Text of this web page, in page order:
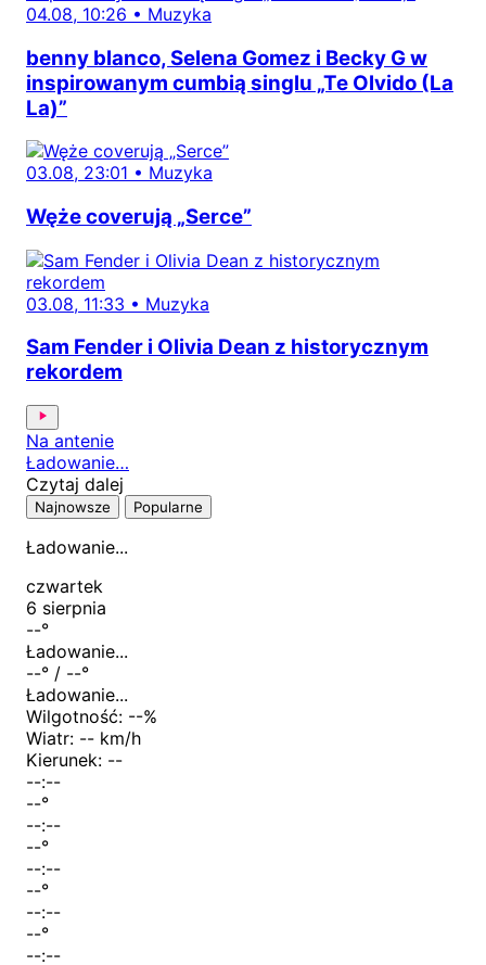
04.08, 10:26 • Muzyka
benny blanco, Selena Gomez i Becky G w
inspirowanym cumbią singlu „Te Olvido (La
La)”
03.08, 23:01 • Muzyka
Węże coverują „Serce”
03.08, 11:33 • Muzyka
Sam Fender i Olivia Dean z historycznym
rekordem
Na antenie
Ładowanie…
Czytaj dalej
Najnowsze Popularne
Ładowanie...
czwartek
6 sierpnia
--°
Ładowanie...
--° / --°
Ładowanie...
Wilgotność: --%
Wiatr: -- km/h
Kierunek: --
--:--
--°
--:--
--°
--:--
--°
--:--
--°
--:--